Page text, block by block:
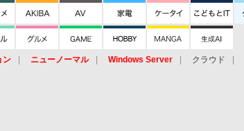
ン ニューノーマル Windows Server クラウド